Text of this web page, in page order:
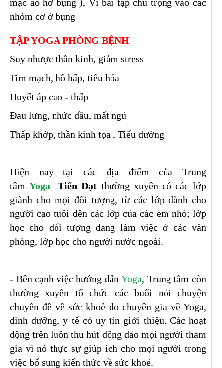
mặc áo hở bụng ), Vì bài tập chú trọng vào các
nhóm cơ ở bụng
TẬP YOGA PHÒNG BỆNH
Suy nhược thần kinh, giảm stress
Tim mạch, hô hấp, tiêu hóa
Huyết áp cao - thấp
Đau lưng, nhức đầu, mất ngủ
Thấp khớp, thần kinh tọa , Tiểu đường
Hiện nay tại các địa điểm của Trung
tâmYoga Tiến Đạt thường xuyên có các lớp
giành cho mọi đối tượng, từ các lớp dành cho
người cao tuổi đến các lớp của các em nhỏ; lớp
học cho đối tượng đang làm việc ở các văn
phòng, lớp học cho người nước ngoài.
- Bên cạnh việc hướng dẫnYoga, Trung tâm còn
thường xuyên tổ chức các buổi nói chuyện
chuyên đề về sức khoẻ do chuyên gia về Yoga,
dinh dưỡng, y tế có uy tín giới thiệu. Các hoạt
động trên luôn thu hút đông đảo mọi người tham
gia vì nó thực sự giúp ích cho mọi người trong
việc bổ sung kiến thức về sức khoẻ.